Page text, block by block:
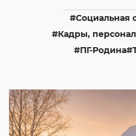
Cоциальная
Кадры, персонал
ПГ-Родина